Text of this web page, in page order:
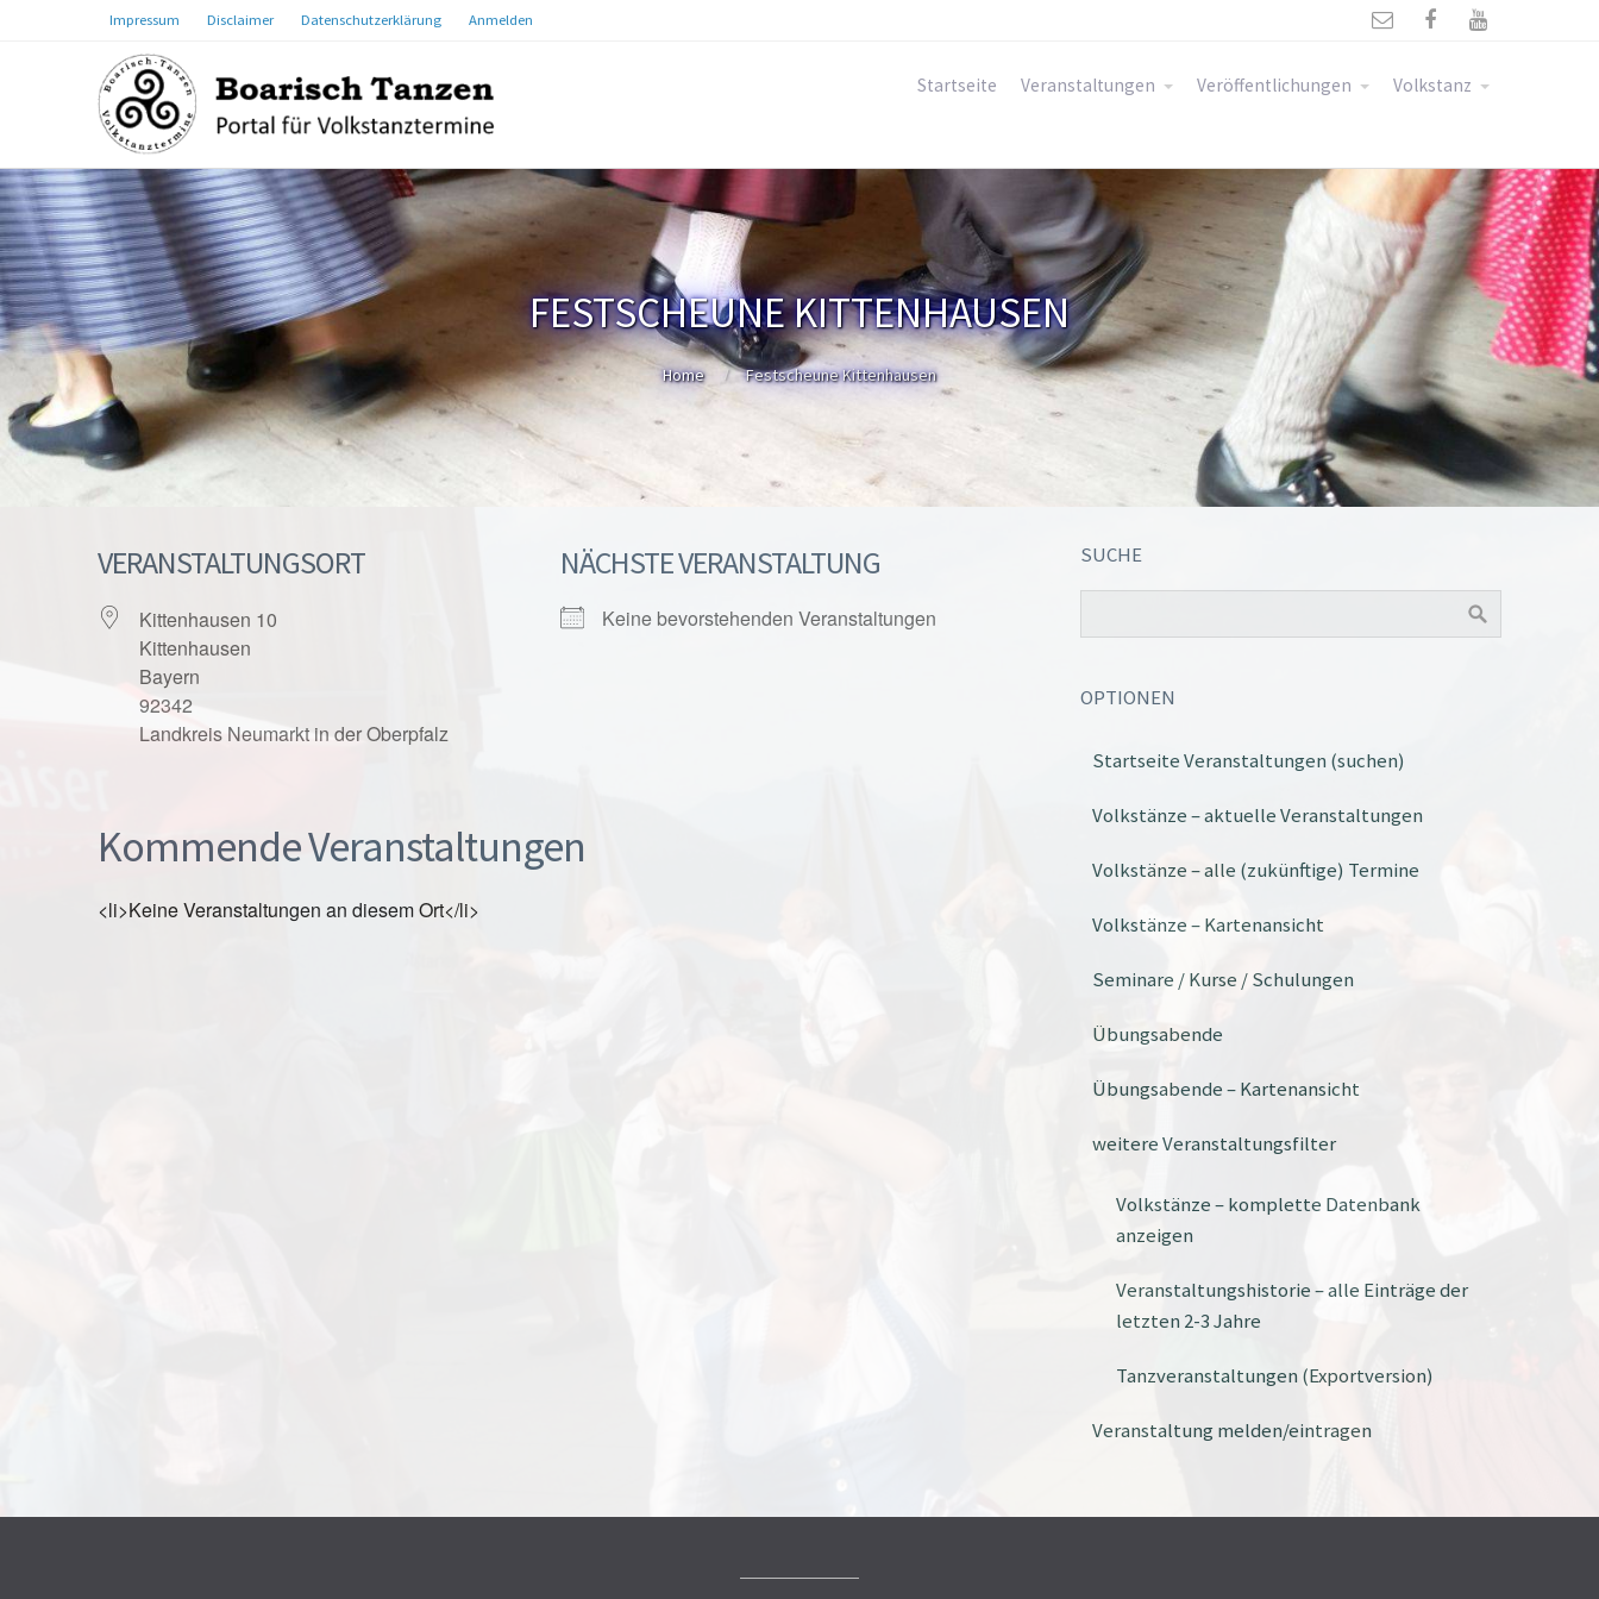
Impressum Disclaimer Datenschutzerklärung Anmelden   
Startseite Veranstaltungen Veröffentlichungen Volkstanz
FESTSCHEUNE KITTENHAUSEN
Home Festscheune Kittenhausen
VERANSTALTUNGSORT
Kittenhausen 10
Kittenhausen
Bayern
92342
Landkreis Neumarkt in der Oberpfalz
NÄCHSTE VERANSTALTUNG
Keine bevorstehenden Veranstaltungen
Kommende Veranstaltungen
<li>Keine Veranstaltungen an diesem Ort</li>
SUCHE
OPTIONEN
Startseite Veranstaltungen (suchen)
Volkstänze – aktuelle Veranstaltungen
Volkstänze – alle (zukünftige) Termine
Volkstänze – Kartenansicht
Seminare / Kurse / Schulungen
Übungsabende
Übungsabende – Kartenansicht
weitere Veranstaltungsfilter
Volkstänze – komplette Datenbank
anzeigen
Veranstaltungshistorie – alle Einträge der
letzten 2-3 Jahre
Tanzveranstaltungen (Exportversion)
Veranstaltung melden/eintragen